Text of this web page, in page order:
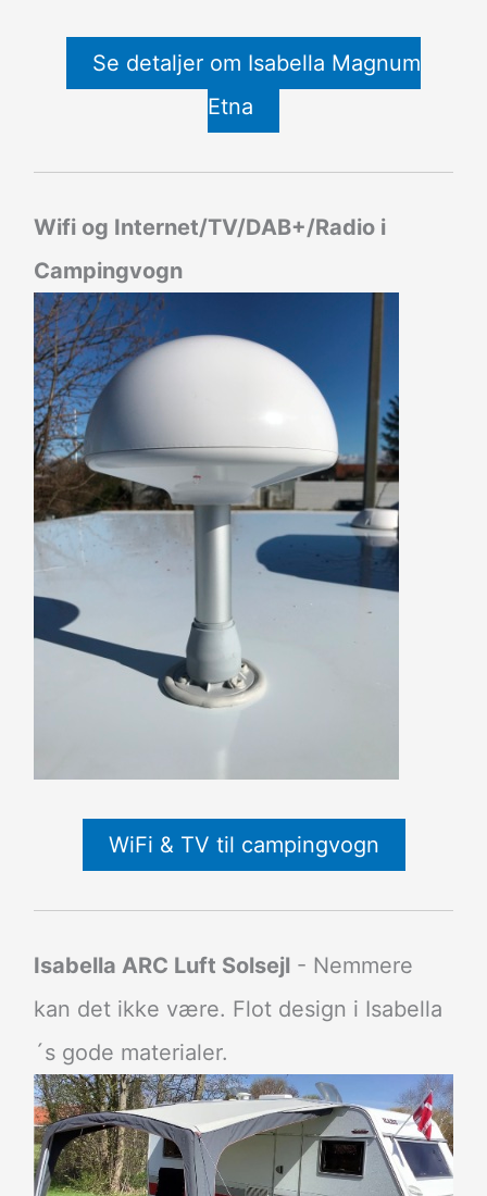
Se detaljer om Isabella Magnum
Etna
Wifi og Internet/TV/DAB+/Radio i
Campingvogn
WiFi & TV til campingvogn
Isabella ARC Luft Solsejl- Nemmere
kan det ikke være. Flot design i Isabella
´s gode materialer.